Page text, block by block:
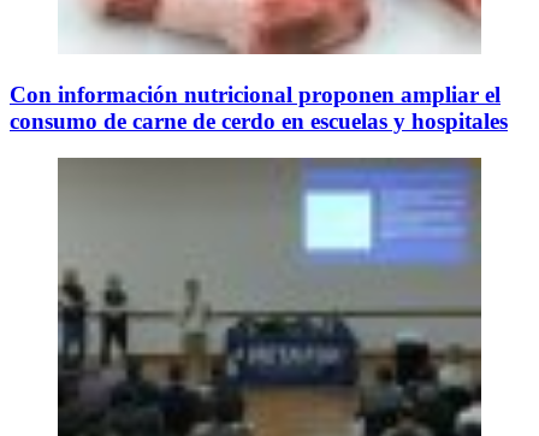
Con información nutricional proponen ampliar el
consumo de carne de cerdo en escuelas y hospitales